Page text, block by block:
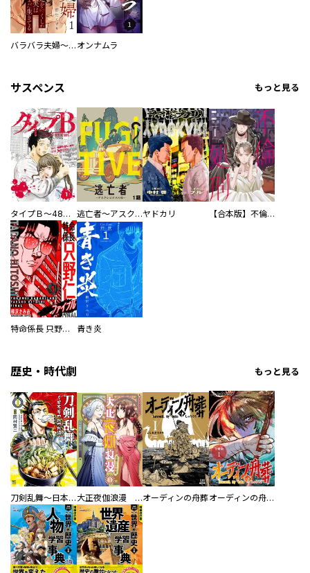
バラバラ夫婦～手足をなくした夫はまだ生きてる オンナムラ
サスペンス もっと見る
タイプＢ～48時間後、致死率100％～【単話】 逃亡者～アスクレピオスの杖～ヤドカリ 【合本版】不倫処刑
特命係長 只野仁ファイナル 愛蔵版 青き炎
歴史・時代劇 もっと見る
刀剣乱舞～日本号つれづれ酒～ 大正夜伽浪漫 －金曜日の花嫁—オーディンの舟葬 オーディンの舟葬 分冊版